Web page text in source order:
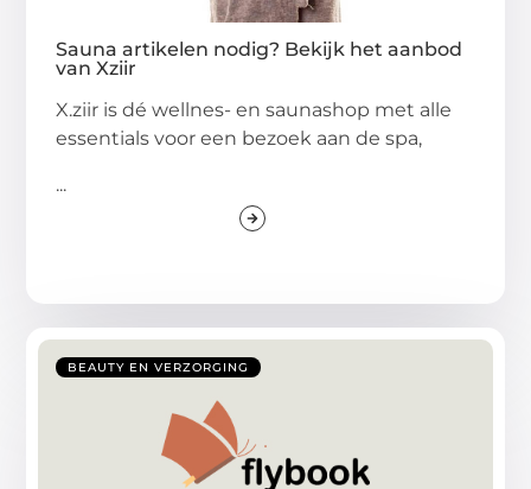
Sauna artikelen nodig? Bekijk het aanbod
van Xziir
X.ziir is dé wellnes- en saunashop met alle
essentials voor een bezoek aan de spa,
...
BEAUTY EN VERZORGING